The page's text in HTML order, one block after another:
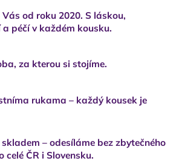
od roku 2020. S láskou,
péčí v každém kousku.
za kterou si stojíme.
rukama – každý kousek je
– odesíláme bez zbytečného
celé ČR i Slovensku.